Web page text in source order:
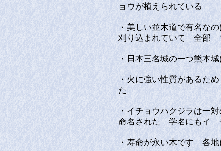
ョウが植えられている
・美しい並木道で有名な
刈り込まれていて 全部
・日本三名城の一つ熊本
・火に強い性質があるた
た
・イチョウハクジラは一
命名された 学名にもイ
・寿命が永い木です 各地